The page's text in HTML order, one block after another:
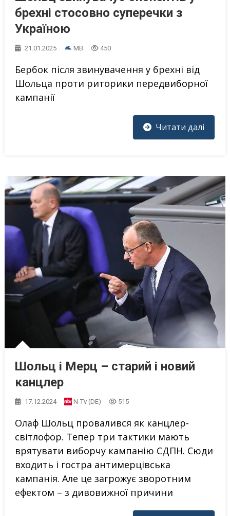
брехні стосовно суперечки з
Україною
21.01.2025 MB 450
Бербок після звинувачення у брехні від
Шольца проти риторики передвиборної
кампанії
Читати далі
Шольц і Мерц – старий і новий
канцлер
17.12.2024 N-Tv (DE) 515
Олаф Шольц провалився як канцлер-
світлофор. Тепер три тактики мають
врятувати виборчу кампанію СДПН. Сюди
входить і гостра антимерцівська
кампанія. Але це загрожує зворотним
ефектом – з дивовижної причини